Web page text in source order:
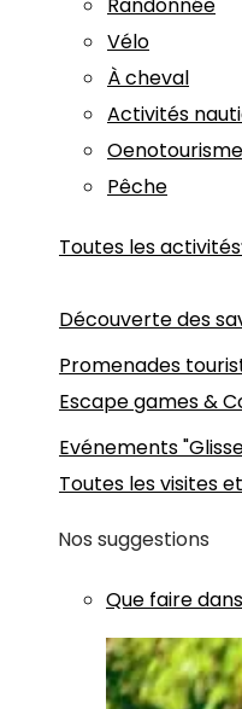
Randonnée
Vélo
À cheval
Activités
Oenotourisme
Pêche
Toutes les activités
Découverte des
Promenades
Escape games &
Evénements
Toutes les visites
Nos suggestions
Que faire